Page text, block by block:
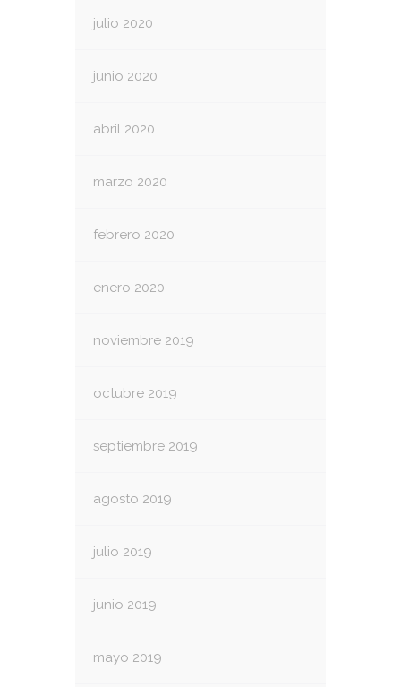
julio 2020
junio 2020
abril 2020
marzo 2020
febrero 2020
enero 2020
noviembre 2019
octubre 2019
septiembre 2019
agosto 2019
julio 2019
junio 2019
mayo 2019